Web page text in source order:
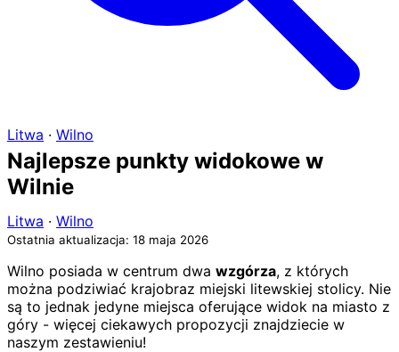
Litwa · Wilno
Najlepsze punkty widokowe w
Wilnie
Litwa · Wilno
Ostatnia aktualizacja: 18 maja 2026
Wilno posiada w centrum dwa wzgórza, z których
można podziwiać krajobraz miejski litewskiej stolicy. Nie
są to jednak jedyne miejsca oferujące widok na miasto z
góry - więcej ciekawych propozycji znajdziecie w
naszym zestawieniu!